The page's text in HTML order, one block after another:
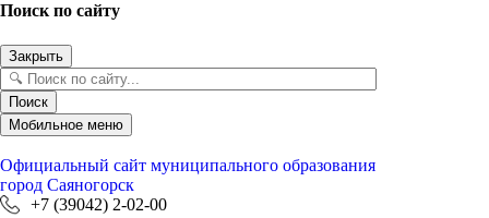
Поиск по сайту
Закрыть
Поиск
Мобильное меню
Официальный сайт муниципального образования
город Саяногорск
+7 (39042) 2-02-00